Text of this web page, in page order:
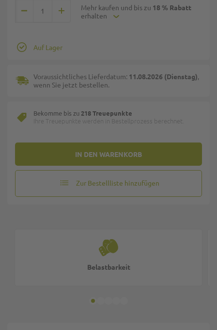
Mehr kaufen und bis zu 18 % Rabatt
erhalten
IN DEN WARENKORB
Auf Lager
Voraussichtliches Lieferdatum: 11.08.2026 (Dienstag),
wenn Sie jetzt bestellen.
Bekomme bis zu 218 Treuepunkte
Ihre Treuepunkte werden in Bestellprozess berechnet.
Zur Bestellliste hinzufügen
Belastbarkeit